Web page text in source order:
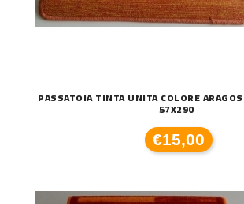
PASSATOIA TINTA UNITA COLORE
57X290
€15,00